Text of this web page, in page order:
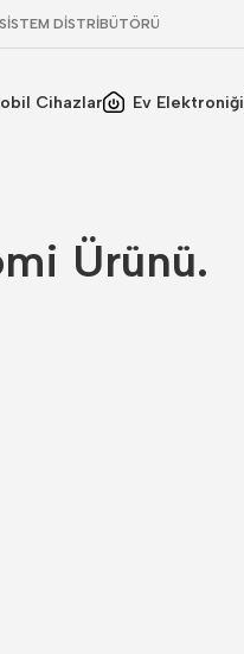
DİSTRİBÜTÖRÜ
Cihazlar Ev Elektroniği
Ürünü.